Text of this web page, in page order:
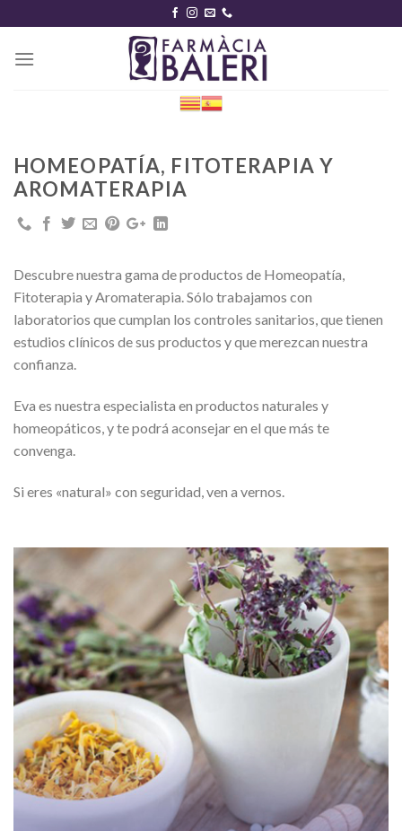
content
HOMEOPATÍA, FITOTERAPIA Y
AROMATERAPIA
Descubre nuestra gama de productos de Homeopatía,
Fitoterapia y Aromaterapia. Sólo trabajamos con
laboratorios que cumplan los controles sanitarios, que tienen
estudios clínicos de sus productos y que merezcan nuestra
confianza.
Eva es nuestra especialista en productos naturales y
homeopáticos, y te podrá aconsejar en el que más te
convenga.
Si eres «natural» con seguridad, ven a vernos.